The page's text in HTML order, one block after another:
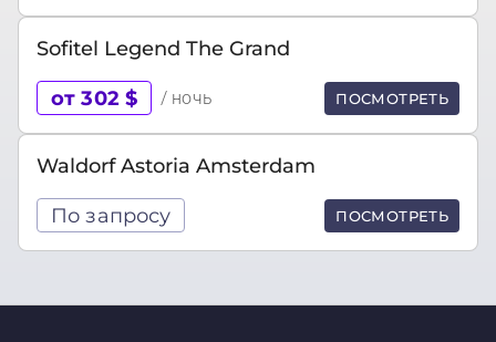
Sofitel Legend The Grand
от 302 $ / ночь ПОСМОТРЕТЬ
Waldorf Astoria Amsterdam
По запросу ПОСМОТРЕТЬ